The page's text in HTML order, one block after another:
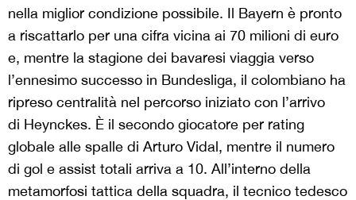
nella miglior condizione possibile. Il Bayern è pronto
a riscattarlo per una cifra vicina ai 70 milioni di euro
e, mentre la stagione dei bavaresi viaggia verso
l’ennesimo successo in Bundesliga, il colombiano ha
ripreso centralità nel percorso iniziato con l’arrivo
di Heynckes. È il secondo giocatore per rating
globale alle spalle di Arturo Vidal, mentre il numero
di gol e assist totali arriva a 10. All’interno della
metamorfosi tattica della squadra, il tecnico tedesco